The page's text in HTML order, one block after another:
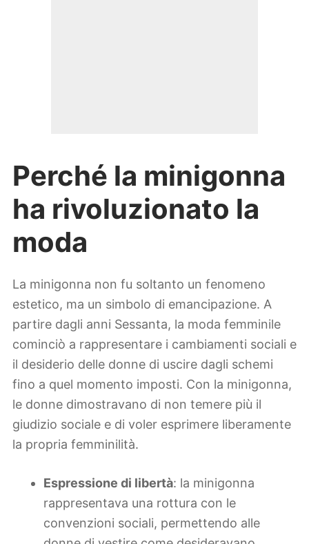
Perché la minigonna
ha rivoluzionato la
moda
La minigonna non fu soltanto un fenomeno
estetico, ma un simbolo di emancipazione. A
partire dagli anni Sessanta, la moda femminile
cominciò a rappresentare i cambiamenti sociali e
il desiderio delle donne di uscire dagli schemi
fino a quel momento imposti. Con la minigonna,
le donne dimostravano di non temere più il
giudizio sociale e di voler esprimere liberamente
la propria femminilità.
Espressione di libertà: la minigonna
rappresentava una rottura con le
convenzioni sociali, permettendo alle